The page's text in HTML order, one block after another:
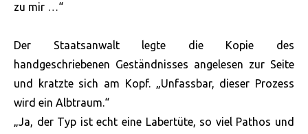
zu mir …“
Der Staatsanwalt legte die Kopie des
handgeschriebenen Geständnisses angelesen zur Seite
und kratzte sich am Kopf. „Unfassbar, dieser Prozess
wird ein Albtraum.“
„Ja, der Typ ist echt eine Labertüte, so viel Pathos und